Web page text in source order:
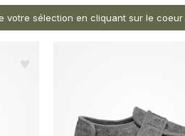
sélection en cliquant sur le
♥︎